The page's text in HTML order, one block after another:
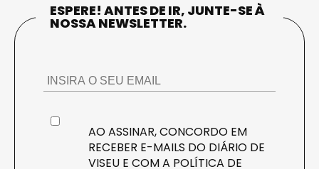
ESPERE! ANTES DE IR, JUNTE-SE À
NOSSA NEWSLETTER.
AO ASSINAR, CONCORDO EM
RECEBER E-MAILS DO DIÁRIO DE
VISEU E COM A POLÍTICA DE